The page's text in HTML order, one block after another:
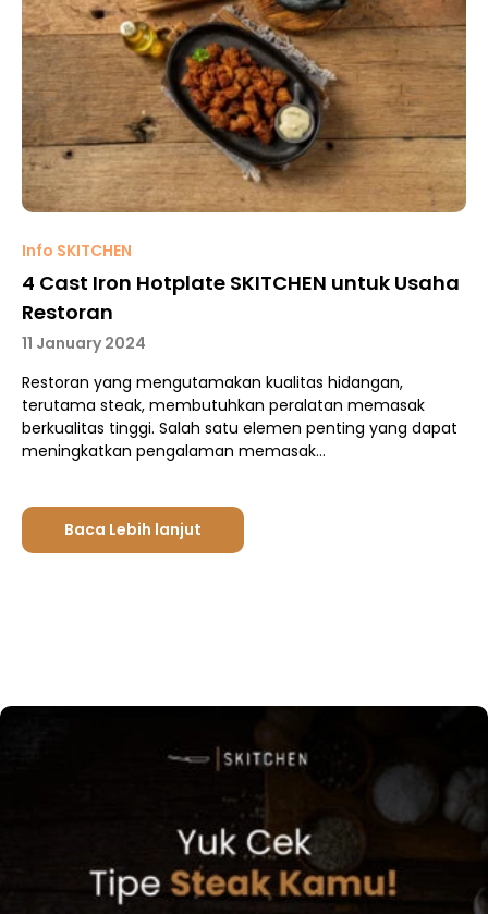
Info SKITCHEN
4 Cast Iron Hotplate SKITCHEN untuk Usaha
Restoran
11 January 2024
Restoran yang mengutamakan kualitas hidangan,
terutama steak, membutuhkan peralatan memasak
berkualitas tinggi. Salah satu elemen penting yang dapat
meningkatkan pengalaman memasak…
Baca Lebih lanjut